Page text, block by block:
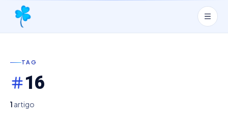
TAG
16
1 artigo